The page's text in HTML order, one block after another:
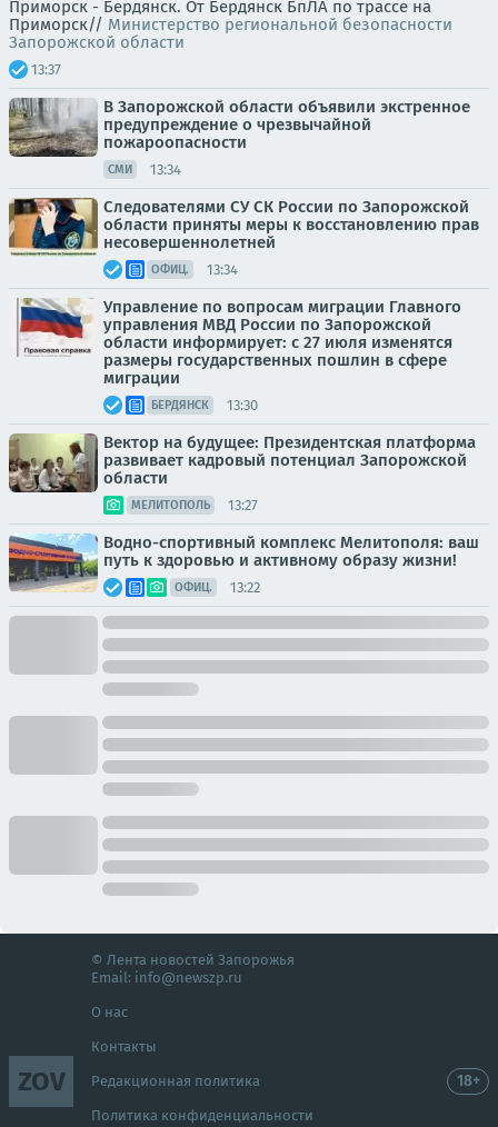
Приморск - Бердянск. От Бердянск БпЛА по трассе на
Приморск// Министерство региональной безопасности
Запорожской области
13:37
В Запорожской области объявили экстренное
предупреждение о чрезвычайной
пожароопасности
СМИ 13:34
Следователями СУ СК России по Запорожской
области приняты меры к восстановлению прав
несовершеннолетней
ОФИЦ. 13:34
Управление по вопросам миграции Главного
управления МВД России по Запорожской
области информирует: с 27 июля изменятся
размеры государственных пошлин в сфере
миграции
БЕРДЯНСК 13:30
Вектор на будущее: Президентская платформа
развивает кадровый потенциал Запорожской
области
МЕЛИТОПОЛЬ 13:27
Водно-спортивный комплекс Мелитополя: ваш
путь к здоровью и активному образу жизни!
ОФИЦ. 13:22
ZOV
© Лента новостей Запорожья
Email: info@newszp.ru
О нас
Контакты
Редакционная политика
Политика конфиденциальности
18+